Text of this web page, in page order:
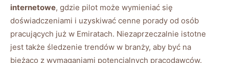
internetowe, gdzie pilot może wymieniać się
doświadczeniami i uzyskiwać cenne porady od osób
pracujących już w Emiratach. Niezaprzeczalnie istotne
jest także śledzenie trendów w branży, aby być na
bieżąco z wymaganiami potencjalnych pracodawców.